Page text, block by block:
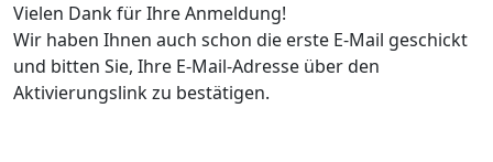
Vielen Dank für Ihre Anmeldung!
Wir haben Ihnen auch schon die erste E-Mail geschickt
und bitten Sie, Ihre E-Mail-Adresse über den
Aktivierungslink zu bestätigen.